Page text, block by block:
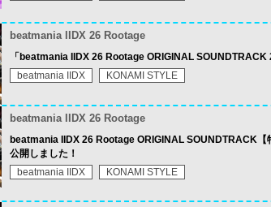
beatmania IIDX 26 Rootage
「beatmania IIDX 26 Rootage ORIGINAL
beatmania IIDX
KONAMI STYLE
beatmania IIDX 26 Rootage
beatmania IIDX 26 Rootage ORIGINAL SOUNDTRACK
公開しました！
beatmania IIDX
KONAMI STYLE